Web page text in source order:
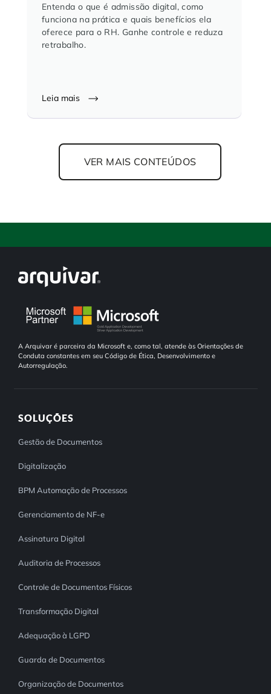
Entenda o que é admissão digital, como
funciona na prática e quais benefícios ela
oferece para o RH. Ganhe controle e reduza
retrabalho.
Leia mais
VER MAIS CONTEÚDOS
A Arquivar é parceira da Microsoft e, como tal, atende às Orientações de
Conduta constantes em seu Código de Ética, Desenvolvimento e
Autorregulação.
SOLUÇÕES
Gestão de Documentos
Digitalização
BPM Automação de Processos
Gerenciamento de NF-e
Assinatura Digital
Auditoria de Processos
Controle de Documentos Físicos
Transformação Digital
Adequação à LGPD
Guarda de Documentos
Organização de Documentos